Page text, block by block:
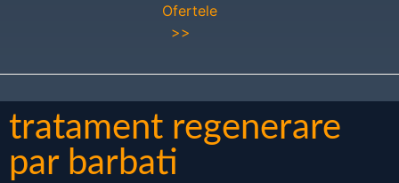
Ofertele
>>
tratament regenerare
par barbati